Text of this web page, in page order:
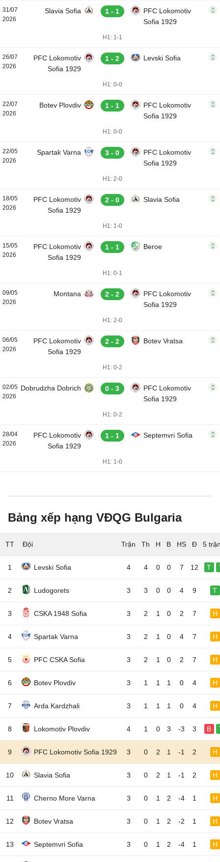
31/07
2026
Slavia Sofia 1 - 1
PFC Lokomotiv
Sofia 1929
H1: 1-1
26/07
2026
PFC Lokomotiv
Sofia 1929
1 - 2 Levski Sofia
H1: 0-0
22/07
2026
Botev Plovdiv 1 - 1
PFC Lokomotiv
Sofia 1929
H1: 0-0
22/05
2026
Spartak Varna 3 - 0
PFC Lokomotiv
Sofia 1929
H1: 2-0
18/05
2026
PFC Lokomotiv
Sofia 1929
2 - 0 Slavia Sofia
H1: 1-0
15/05
2026
PFC Lokomotiv
Sofia 1929
1 - 1 Beroe
H1: 0-1
09/05
2026
Montana 2 - 2
PFC Lokomotiv
Sofia 1929
H1: 2-0
06/05
2026
PFC Lokomotiv
Sofia 1929
2 - 2 Botev Vratsa
H1: 0-2
02/05
2026
Dobrudzha Dobrich 0 - 3
PFC Lokomotiv
Sofia 1929
H1: 0-2
28/04
2026
PFC Lokomotiv
Sofia 1929
1 - 1 Septemvri Sofia
H1: 1-0
Bảng xếp hạng VĐQG Bulgaria
TT Đội 5
1 Levski Sofia 4 4 0 0 7 12 T
2 Ludogorets 3 3 0 0 4 9 T
3 CSKA 1948 Sofia 3 2 1 0 2 7 H
4 Spartak Varna 3 2 1 0 4 7 H
5 PFC CSKA Sofia 3 2 1 0 2 7 H
6 Botev Plovdiv 3 1 1 1 0 4 H
7 Arda Kardzhali 3 1 1 1 0 4 H
8 Lokomotiv Plovdiv 4 1 0 3 -3 3 B
9 PFC Lokomotiv Sofia 1929 3 0 2 1 -1 2 H
10 Slavia Sofia 3 0 2 1 -1 2 H
11 Cherno More Varna 3 0 1 2 -4 1 H
12 Botev Vratsa 3 0 1 2 -2 1 H
13 Septemvri Sofia 3 0 1 2 -4 1 H